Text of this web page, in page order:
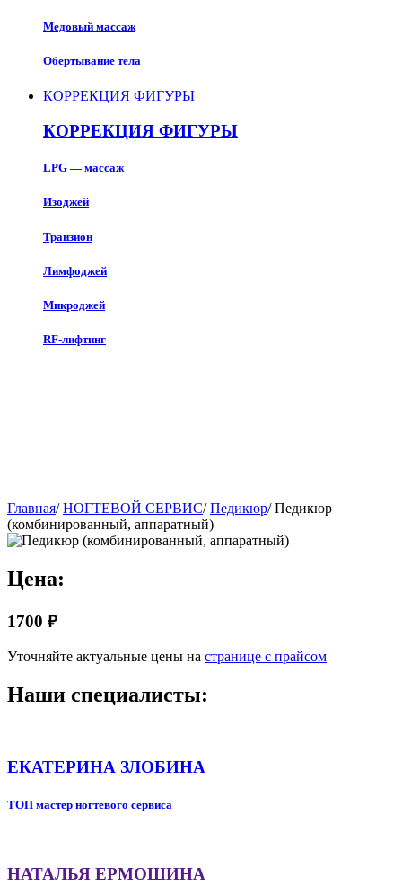
Медовый массаж
Обертывание тела
КОРРЕКЦИЯ ФИГУРЫ
КОРРЕКЦИЯ ФИГУРЫ
LPG — массаж
Изоджей
Транзион
Лимфоджей
Микроджей
RF-лифтинг
Главная/ НОГТЕВОЙ СЕРВИС/ Педикюр/ Педикюр
(комбинированный, аппаратный)
Цена:
1700 ₽
Уточняйте актуальные цены на странице с прайсом
Наши специалисты:
ЕКАТЕРИНА ЗЛОБИНА
ТОП мастер ногтевого сервиса
НАТАЛЬЯ ЕРМОШИНА